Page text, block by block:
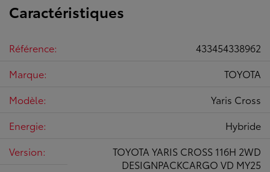
Caractéristiques
Référence:
433454338962
Marque:
TOYOTA
Modèle:
Yaris Cross
Energie:
Hybride
Version:
TOYOTA YARIS CROSS 116H 2WD
DESIGNPACKCARGO VD MY25